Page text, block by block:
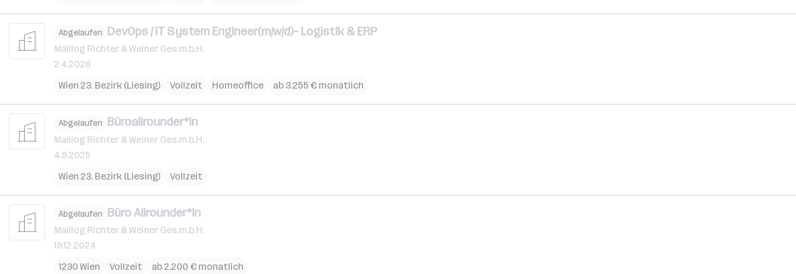
Abgelaufen DevOps / IT System Engineer(m/w/d)– Logistik & ERP
Maillog Richter & Weiner Ges.m.b.H.
2.4.2026
Wien 23. Bezirk (Liesing)
Vollzeit Homeoffice ab 3.255 € monatlich
Abgelaufen Büroallrounder*in
Maillog Richter & Weiner Ges.m.b.H.
4.9.2025
Wien 23. Bezirk (Liesing)
Vollzeit
Abgelaufen Büro Allrounder*in
Maillog Richter & Weiner Ges.m.b.H.
19.12.2024
1230 Wien
Vollzeit ab 2.200 € monatlich